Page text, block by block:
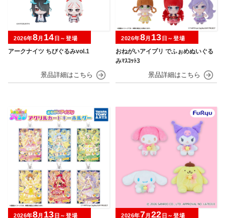
アークナイツ ちびぐるみvol.1
2026年8月 14 日～登場
おねがいアイプリ でふぉめぬいぐる
みﾏｽｺｯﾄ3
2026年8月 13 日～登場
2026年8月 13 日～登場 2026年7月 22 日～登場